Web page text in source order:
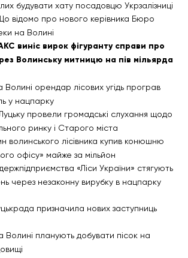
будувати хату посадовцю Укрзалізниці
відомо про нового керівника Бюро
на Волині
виніс вирок фігуранту справи про
Волинську митницю на пів мільярда
Волині орендар лісових угідь програв
у нацпарку
провели громадські слухання щодо
ринку і Старого міста
волинського лісівника купив конюшню
офісу» майже за мільйон
«Ліси України» стягують
через незаконну вирубку в нацпарку
призначила нових заступниць
Волині планують добувати пісок на